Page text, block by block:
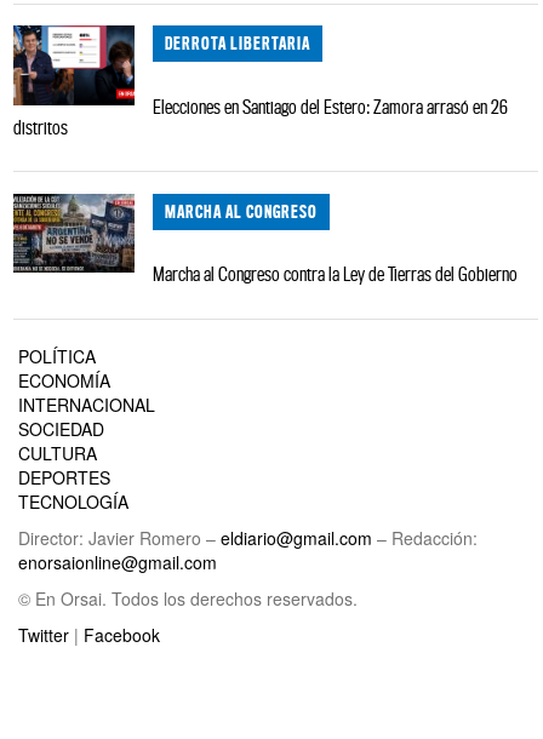
DERROTA LIBERTARIA
Elecciones en Santiago del Estero: Zamora arrasó en 26
distritos
MARCHA AL CONGRESO
Marcha al Congreso contra la Ley de Tierras del Gobierno
POLÍTICA
ECONOMÍA
INTERNACIONAL
SOCIEDAD
CULTURA
DEPORTES
TECNOLOGÍA
Director: Javier Romero – eldiario@gmail.com – Redacción:
enorsaionline@gmail.com
© En Orsai. Todos los derechos reservados.
Twitter | Facebook